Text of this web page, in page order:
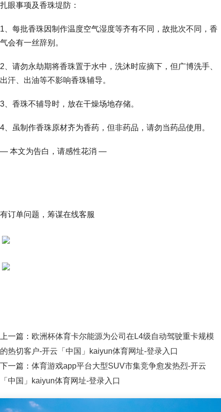
扎眼事项及香珠堤防：
1、每批香珠因制作温度空气湿度等齐有不同，故批次不同，香
气会有一丝辞别。
2、请勿永劫期将香珠置于水中，洗沐时应摘下，但广博洗手、
出汗、出油等不影响香珠辅导。
3、香珠不辅导时，放在干燥场地存储。
4、虽制作香珠原材齐为香药，但非药品，请勿当药品使用。
— 本文为告白，请感性花消 —
有订单问题，筹谋在线客服
上一篇： 欧洲杯体育卡尔能源为公司在L4级自动驾驶重卡规模
的热切客户-开云「中国」kaiyun体育网址-登录入口
下一篇： 体育游戏app平台大型SUV市集竞争愈发热烈-开云
「中国」kaiyun体育网址-登录入口